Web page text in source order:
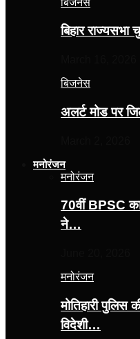
बिहार
बिजनेस
अलर्ट मोड पर
मनोरंजन
मनोरंजन
70वीं BPSC का
ने…
मनोरंजन
मोतिहारी पुलिस
विदेशी…